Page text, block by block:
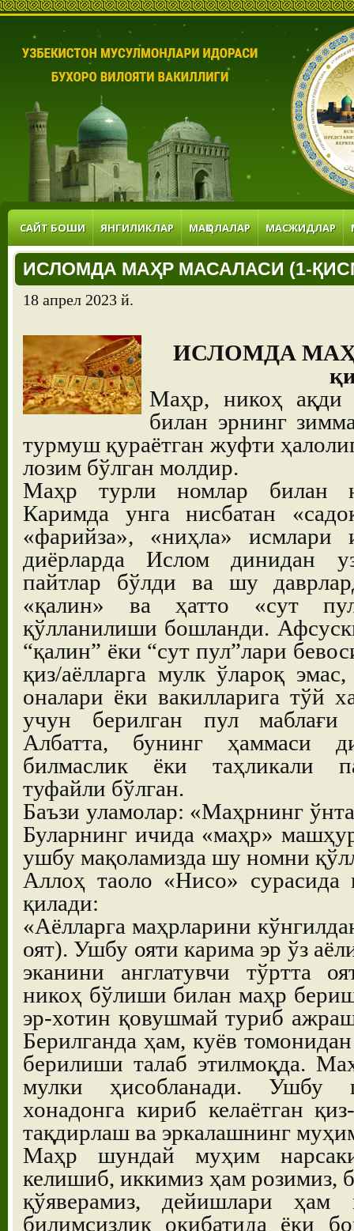
САЙТ БОШИ ЯНГИЛИКЛАР МАҚОЛАЛАР МАСЖИДЛАР
ИСЛОМДА МАҲР МАСАЛАСИ (1-
18 апрел 2023 й.
ИСЛОМДА
Маҳр, никоҳ ақди
билан эрнинг
турмуш қураётган жуфти
лозим бўлган молдир.
Маҳр турли номлар билан
Каримда унга нисбатан
«фарийза», «ниҳла» исмлари
диёрларда Ислом динидан
пайтлар бўлди ва шу
«қалин» ва ҳатто «сут
қўлланилиши бошланди.
“қалин” ёки “сут пул”лари
қиз/аёлларга мулк ўлароқ
оналари ёки вакилларига тўй
учун берилган пул маблағи
Албатта, бунинг ҳаммаси
билмаслик ёки таҳликали
туфайли бўлган.
Баъзи уламолар: «Маҳрнинг
Буларнинг ичида «маҳр»
ушбу мақоламизда шу номни
Аллоҳ таоло «Нисо» сурасида
қилади:
«Аёлларга маҳрларини
оят). Ушбу ояти карима эр ўз
эканини англатувчи тўртта
никоҳ бўлиши билан маҳр
эр-хотин қовушмай туриб
Берилганда ҳам, куёв
берилиши талаб этилмоқда.
мулки ҳисобланади. Ушбу
хонадонга кириб келаётган
тақдирлаш ва эркалашнинг
Маҳр шундай муҳим
келишиб, иккимиз ҳам розимиз,
қўяверамиз, дейишлари
билимсизлик оқибатида ёки